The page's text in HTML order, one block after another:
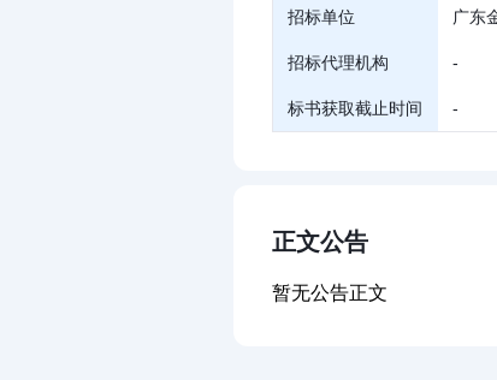
招标单位 广东
招标代理机构 -
标书获取截止时间 -
正文公告
暂无公告正文